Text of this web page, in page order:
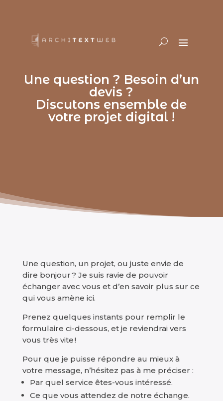
Une question ? Besoin d’un
devis ?
Discutons ensemble de
votre projet digital !
Une question, un projet, ou juste envie de
dire bonjour ? Je suis ravie de pouvoir
échanger avec vous et d’en savoir plus sur ce
qui vous amène ici.
Prenez quelques instants pour remplir le
formulaire ci-dessous, et je reviendrai vers
vous très vite !
Pour que je puisse répondre au mieux à
votre message, n’hésitez pas à me préciser :
Par quel service êtes-vous intéressé.
Ce que vous attendez de notre échange.